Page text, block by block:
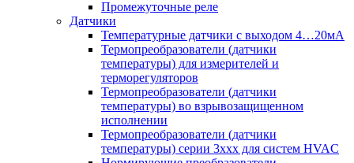
Промежуточные реле
Датчики
Температурные датчики с выходом 4…20мА
Термопреобразователи (датчики
температуры) для измерителей и
терморегуляторов
Термопреобразователи (датчики
температуры) во взрывозащищенном
исполнении
Термопреобразователи (датчики
температуры) серии 3ххх для систем HVAC